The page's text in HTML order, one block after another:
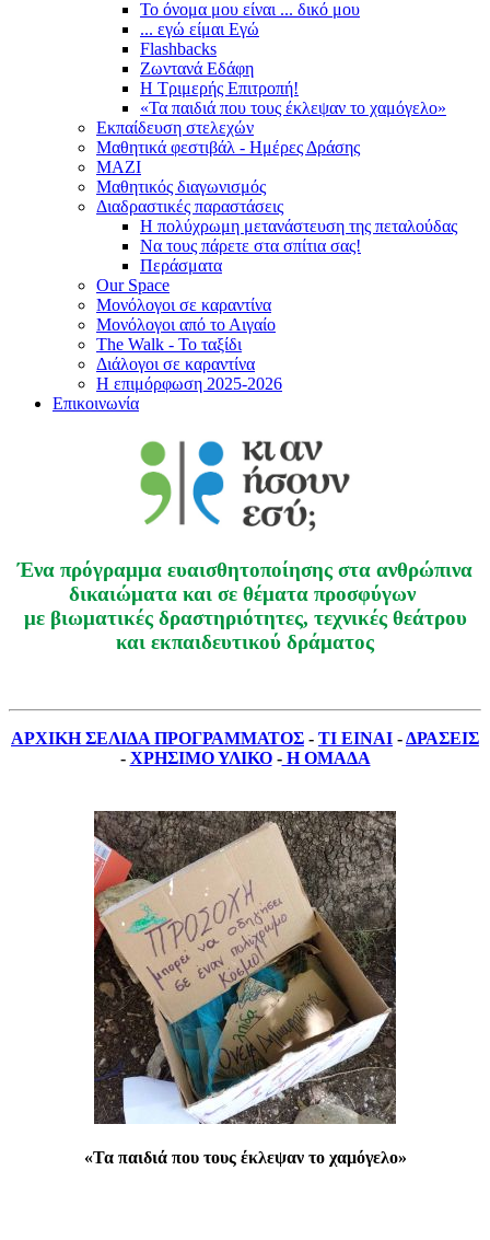
Το όνομα μου είναι ... δικό μου
... εγώ είμαι Εγώ
Flashbacks
Ζωντανά Εδάφη
Η Τριμερής Επιτροπή!
«Τα παιδιά που τους έκλεψαν το χαμόγελο»
Εκπαίδευση στελεχών
Μαθητικά φεστιβάλ - Ημέρες Δράσης
ΜΑΖΙ
Μαθητικός διαγωνισμός
Διαδραστικές παραστάσεις
Η πολύχρωμη μετανάστευση της πεταλούδας
Να τους πάρετε στα σπίτια σας!
Περάσματα
Our Space
Μονόλογοι σε καραντίνα
Μονόλογοι από το Αιγαίο
The Walk - Το ταξίδι
Διάλογοι σε καραντίνα
Η επιμόρφωση 2025-2026
Επικοινωνία
Ένα πρόγραμμα ευαισθητοποίησης στα ανθρώπινα
δικαιώματα και σε θέματα προσφύγων
με βιωματικές δραστηριότητες, τεχνικές θεάτρου
και εκπαιδευτικού δράματος
ΑΡΧΙΚΗ ΣΕΛΙΔΑ ΠΡΟΓΡΑΜΜΑΤΟΣ - ΤΙ ΕΙΝΑΙ -ΔΡΑΣΕΙΣ
- ΧΡΗΣΙΜΟ ΥΛΙΚΟ-Η ΟΜΑΔΑ
«Τα παιδιά που τους έκλεψαν το χαμόγελο»